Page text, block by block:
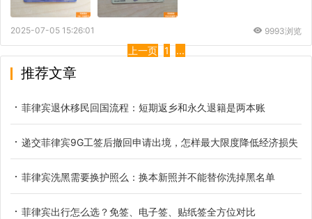
2025-07-05 15:26:01 9993浏览
上一页 1 ...
推荐文章
菲律宾退休移民回国流程：短期返乡和永久退籍是两本账
递交菲律宾9G工签后撤回申请出境，怎样最大限度降低经济损失
菲律宾洗黑需要换护照么：换本新照并不能替你洗掉黑名单
菲律宾出行怎么选？免签、电子签、贴纸签全方位对比